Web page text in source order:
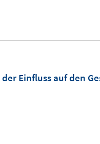
Einfluss auf den